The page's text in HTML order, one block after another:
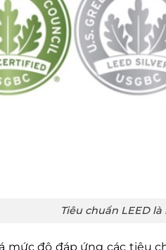
Tiêu chuẩn LEED
mức độ đáp ứng các tiêu